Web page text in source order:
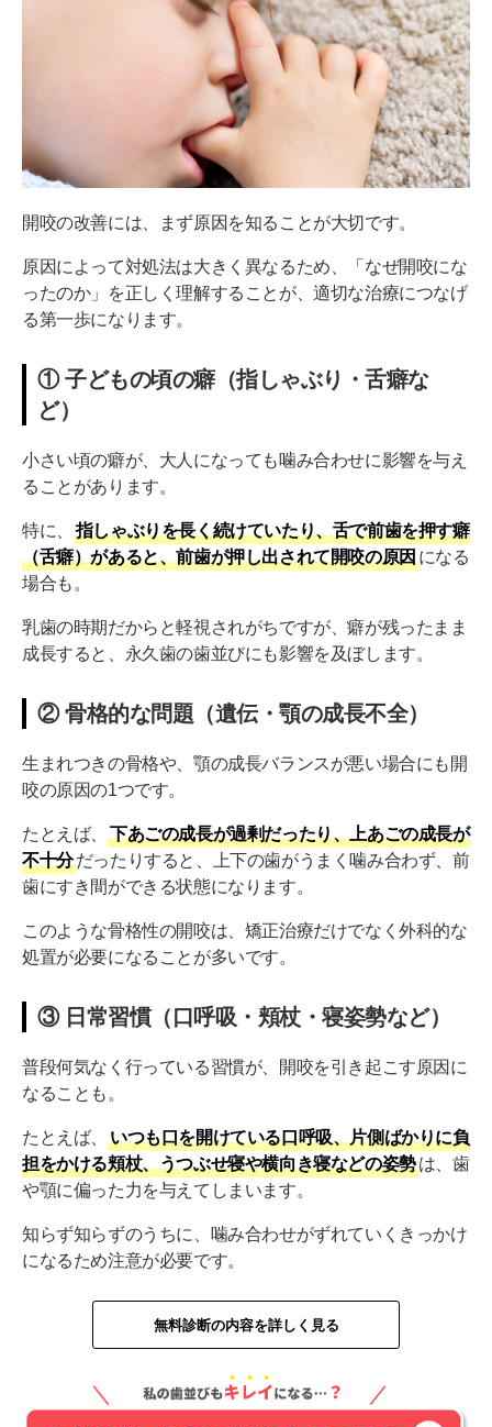
開咬の改善には、まず原因を知ることが大切です。
原因によって対処法は大きく異なるため、「なぜ開咬にな
ったのか」を正しく理解することが、適切な治療につなげ
る第一歩になります。
① 子どもの頃の癖（指しゃぶり・舌癖な
ど）
小さい頃の癖が、大人になっても噛み合わせに影響を与え
ることがあります。
特に、
指しゃぶりを長く続けていたり、舌で前歯を押す癖
（舌癖）があると、前歯が押し出されて開咬の原因になる
場合も。
乳歯の時期だからと軽視されがちですが、癖が残ったまま
成長すると、永久歯の歯並びにも影響を及ぼします。
② 骨格的な問題（遺伝・顎の成長不全）
生まれつきの骨格や、顎の成長バランスが悪い場合にも開
咬の原因の1つです。
たとえば、
下あごの成長が過剰だったり、上あごの成長が
不十分だったりすると、上下の歯がうまく噛み合わず、前
歯にすき間ができる状態になります。
このような骨格性の開咬は、矯正治療だけでなく外科的な
処置が必要になることが多いです。
③ 日常習慣（口呼吸・頬杖・寝姿勢など）
普段何気なく行っている習慣が、開咬を引き起こす原因に
なることも。
たとえば、
いつも口を開けている口呼吸、片側ばかりに負
担をかける頬杖、うつぶせ寝や横向き寝などの姿勢は、歯
や顎に偏った力を与えてしまいます。
知らず知らずのうちに、噛み合わせがずれていくきっかけ
になるため注意が必要です。
無料診断の内容を詳しく見る